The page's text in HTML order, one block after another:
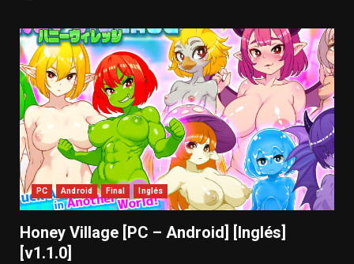
PC Android Final Inglés
Honey Village [PC – Android] [Inglés]
[v1.1.0]